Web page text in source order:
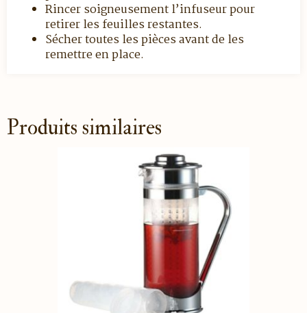
Rincer soigneusement l’infuseur pour
retirer les feuilles restantes.
Sécher toutes les pièces avant de les
remettre en place.
Produits similaires